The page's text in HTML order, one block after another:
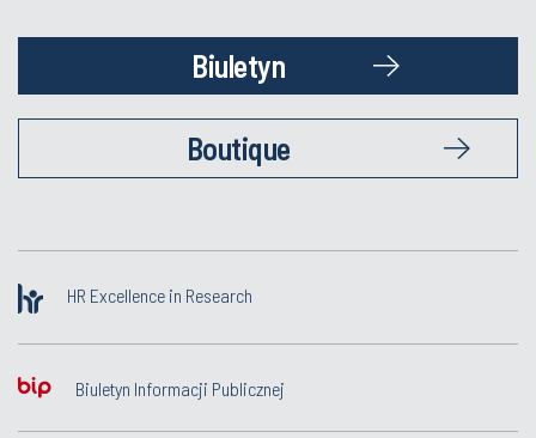
Biuletyn
Boutique
HR Excellence in Research
Biuletyn Informacji Publicznej